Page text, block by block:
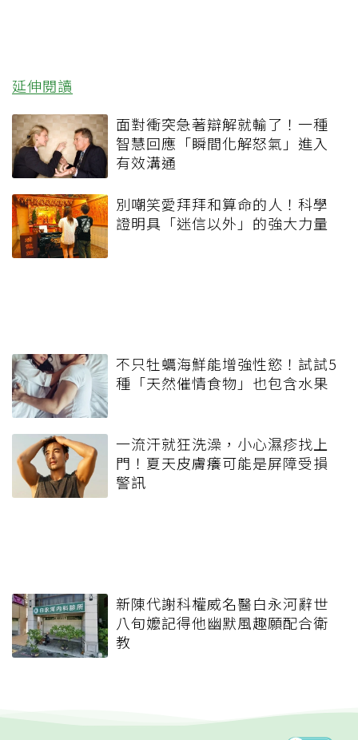
延伸閱讀
面對衝突急著辯解就輸了！一種
智慧回應「瞬間化解怒氣」進入
有效溝通
別嘲笑愛拜拜和算命的人！科學
證明具「迷信以外」的強大力量
不只牡蠣海鮮能增強性慾！試試5
種「天然催情食物」也包含水果
一流汗就狂洗澡，小心濕疹找上
門！夏天皮膚癢可能是屏障受損
警訊
新陳代謝科權威名醫白永河辭世
八旬嬤記得他幽默風趣願配合衛
教